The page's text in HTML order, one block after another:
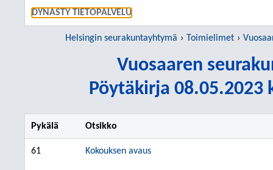
DYNASTY TIETOPALVELU
Helsingin seurakuntayhtymä Toimielimet
Vuosaaren
Pöytäkirja 08.05.2023
Pykälä Otsikko
61 Kokouksen avaus